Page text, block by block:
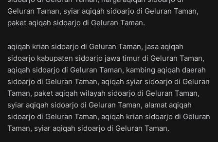
Geluran Taman, syiar aqiqah sidoarjo di Geluran Taman,
paket aqiqah sidoarjo di Geluran Taman.
aqiqah krian sidoarjo di Geluran Taman, jasa aqiqah
sidoarjo kabupaten sidoarjo jawa timur di Geluran Taman,
aqiqah sidoarjo di Geluran Taman, kambing aqiqah daerah
sidoarjo di Geluran Taman, aqiqah syiar sidoarjo di Geluran
Taman, paket aqiqah wilayah sidoarjo di Geluran Taman,
syiar aqiqah sidoarjo di Geluran Taman, alamat aqiqah
sidoarjo di Geluran Taman, aqiqah krian sidoarjo di Geluran
Taman, syiar aqiqah sidoarjo di Geluran Taman.